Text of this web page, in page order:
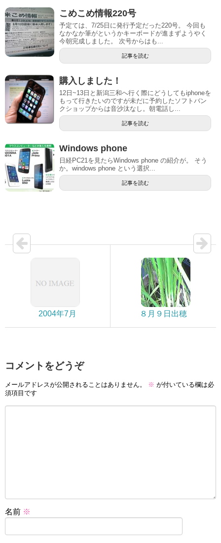
こめこめ情報220号
予定ては、7/25日に発行予定だった220号。 今回も
なかなか筆がというかキーボードが進まずようやく
今朝完成しました。 次号からはも...
記事を読む
購入しました！
12日~13日と新潟三和へ行く際にどうしてもiphoneを
もって行きたいのですが未だに予約したソフトバン
クショップからは音沙汰なし。朝電話し...
記事を読む
Windows phone
日経PC21を見たらWindows phone の紹介が。 そう
か。windows phone という選択...
記事を読む
2004年7月 ８月９日出穂
コメントをどうぞ
メールアドレスが公開されることはありません。 ※ が付いている欄は必
須項目です
名前 ※